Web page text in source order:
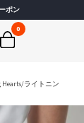
ポン
0
ライトニン